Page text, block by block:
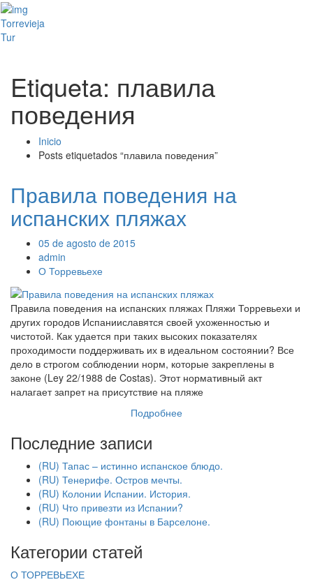
Torrevieja
Tur
Etiqueta: плавила
поведения
Inicio
Posts etiquetados “плавила поведения”
Правила поведения на
испанских пляжах
05 de agosto de 2015
admin
О Торревьехе
Правила поведения на испанских пляжах Пляжи Торревьехи и
других городов Испанииславятся своей ухоженностью и
чистотой. Как удается при таких высоких показателях
проходимости поддерживать их в идеальном состоянии? Все
дело в строгом соблюдении норм, которые закреплены в
законе (Ley 22/1988 de Costas). Этот нормативный акт
налагает запрет на присутствие на пляже
Подробнее
Последние записи
(RU) Тапас – истинно испанское блюдо.
(RU) Тенерифе. Остров мечты.
(RU) Колонии Испании. История.
(RU) Что привезти из Испании?
(RU) Поющие фонтаны в Барселоне.
Категории статей
О ТОРРЕВЬЕХЕ